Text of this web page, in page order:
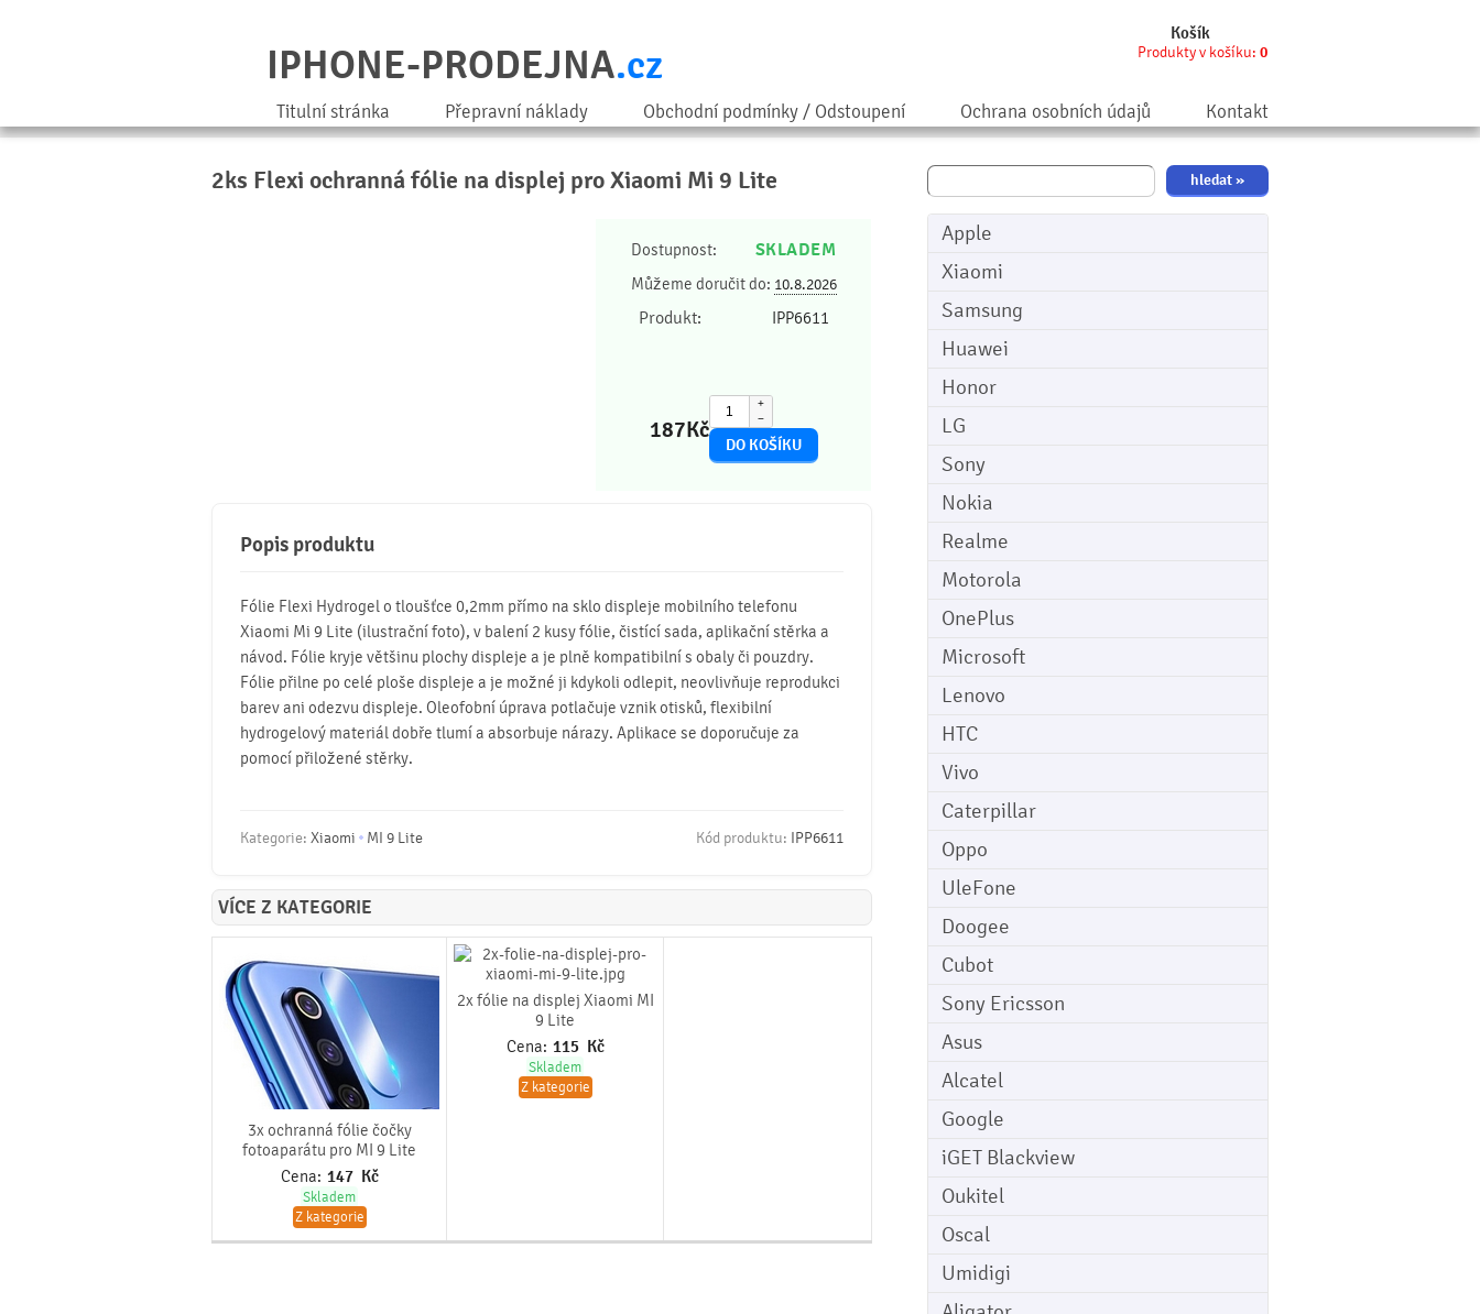
Košík
Produkty v košíku: 0
IPHONE-PRODEJNA.cz
Titulní stránka Přepravní náklady Obchodní podmínky / Odstoupení Ochrana osobních údajů Kontakt
Apple
Xiaomi
Samsung
Huawei
Honor
LG
Sony
Nokia
Realme
Motorola
OnePlus
Microsoft
Lenovo
HTC
Vivo
Caterpillar
Oppo
UleFone
Doogee
Cubot
Sony Ericsson
Asus
Alcatel
Google
iGET Blackview
Oukitel
Oscal
Umidigi
2ks Flexi ochranná fólie na displej pro Xiaomi Mi 9 Lite
Dostupnost: SKLADEM
Můžeme doručit do: 10.8.2026
Produkt: IPP6611
187Kč
+
−
Popis produktu
Fólie Flexi Hydrogel o tloušťce 0,2mm přímo na sklo displeje mobilního telefonu
Xiaomi Mi 9 Lite (ilustrační foto), v balení 2 kusy fólie, čistící sada, aplikační stěrka a
návod. Fólie kryje většinu plochy displeje a je plně kompatibilní s obaly či pouzdry.
Fólie přilne po celé ploše displeje a je možné ji kdykoli odlepit, neovlivňuje reprodukci
barev ani odezvu displeje. Oleofobní úprava potlačuje vznik otisků, flexibilní
hydrogelový materiál dobře tlumí a absorbuje nárazy. Aplikace se doporučuje za
pomocí přiložené stěrky.
Kategorie: Xiaomi MI 9 Lite Kód produktu: IPP6611
VÍCE Z KATEGORIE
3x ochranná fólie čočky
fotoaparátu pro MI 9 Lite
Cena: 147 Kč
Skladem
Z kategorie
2x fólie na displej Xiaomi MI
9 Lite
Cena: 115 Kč
Skladem
Z kategorie